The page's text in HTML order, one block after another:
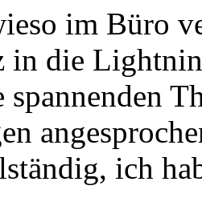
im Büro
in die
spannenden
ich